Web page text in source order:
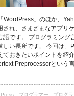
WordPress」のほか、
され、さまざまなアプリ
語です。 プログラミング
しい長所です。 今回は、
ておきたいポイントを紹
Preprocessorという
ることを主な目的として
ジニアになるためには
プログラマー
プログ